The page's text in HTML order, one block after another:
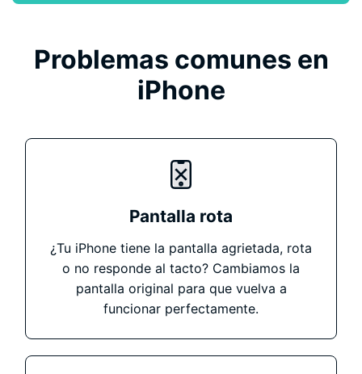
Problemas comunes en
iPhone
Pantalla rota
¿Tu iPhone tiene la pantalla agrietada, rota
o no responde al tacto? Cambiamos la
pantalla original para que vuelva a
funcionar perfectamente.